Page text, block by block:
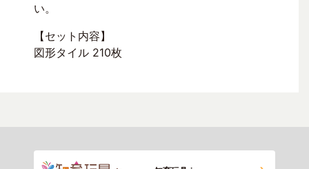
い。
【セット内容】
図形タイル 210枚